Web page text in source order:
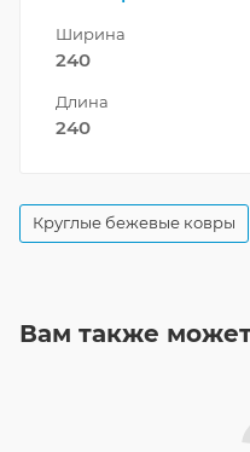
Ширина
240
Длина
240
Круглые бежевые ковры
Вам также